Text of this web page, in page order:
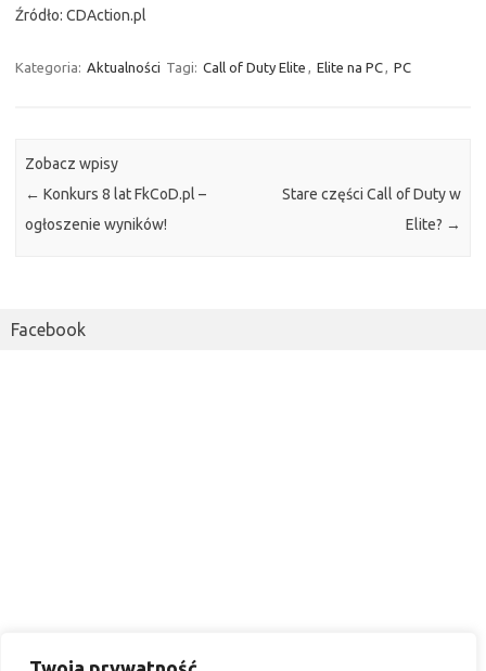
Źródło: CDAction.pl
Kategoria: Aktualności Tagi: Call of Duty Elite Elite na PC PC
Zobacz wpisy
← Konkurs 8 lat FkCoD.pl –
ogłoszenie wyników!
Stare części Call of Duty w
Elite? →
Facebook